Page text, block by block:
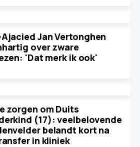
Jan Vertonghen
over zware
'Dat merk ik ook'
zorgen om Duits
(17): veelbelovende
belandt kort na
in kliniek